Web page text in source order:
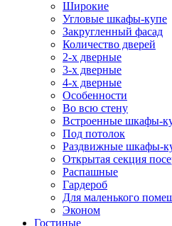
Широкие
Угловые шкафы-купе
Закругленный фасад
Количество дверей
2-х дверные
3-х дверные
4-х дверные
Особенности
Во всю стену
Встроенные шкафы-
Под потолок
Раздвижные шкафы-
Открытая секция
Распашные
Гардероб
Для маленького
Эконом
Гостиные